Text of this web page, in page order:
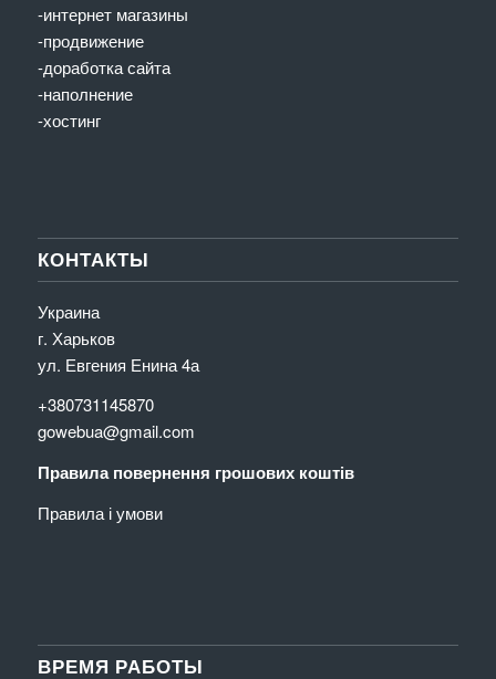
-интернет магазины
-продвижение
-доработка сайта
-наполнение
-хостинг
КОНТАКТЫ
Украина
г. Харьков
ул. Евгения Енина 4а
+380731145870
gowebua@gmail.com
Правила повернення грошових коштів
Правила і умови
ВРЕМЯ РАБОТЫ